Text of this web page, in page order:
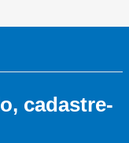
cadastre-